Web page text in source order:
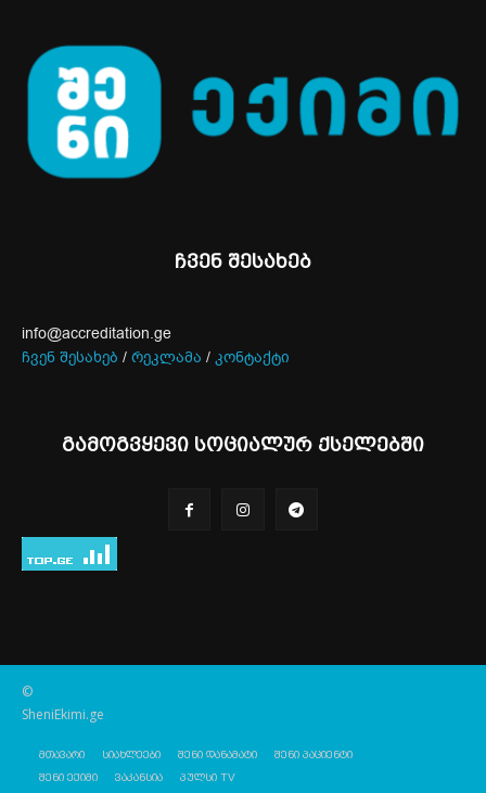
ჩვენ შესახებ
info@accreditation.ge
ჩვენ შესახებ / რეკლამა / კონტაქტი
გამოგვყევი სოციალურ ქსელებში
©
SheniEkimi.ge
მთავარი სიახლეები შენი დანამატი
შენი პაციენტი
შენი ექიმი
ვაკანსია
პულსი TV